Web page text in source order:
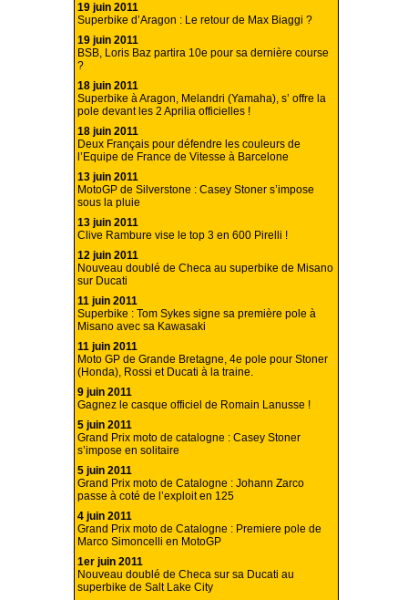
19 juin 2011
Superbike d’Aragon : Le retour de Max Biaggi ?
19 juin 2011
BSB, Loris Baz partira 10e pour sa dernière course
?
18 juin 2011
Superbike à Aragon, Melandri (Yamaha), s’ offre la
pole devant les 2 Aprilia officielles !
18 juin 2011
Deux Français pour défendre les couleurs de
l’Equipe de France de Vitesse à Barcelone
13 juin 2011
MotoGP de Silverstone : Casey Stoner s’impose
sous la pluie
13 juin 2011
Clive Rambure vise le top 3 en 600 Pirelli !
12 juin 2011
Nouveau doublé de Checa au superbike de Misano
sur Ducati
11 juin 2011
Superbike : Tom Sykes signe sa première pole à
Misano avec sa Kawasaki
11 juin 2011
Moto GP de Grande Bretagne, 4e pole pour Stoner
(Honda), Rossi et Ducati à la traine.
9 juin 2011
Gagnez le casque officiel de Romain Lanusse !
5 juin 2011
Grand Prix moto de catalogne : Casey Stoner
s’impose en solitaire
5 juin 2011
Grand Prix moto de Catalogne : Johann Zarco
passe à coté de l’exploit en 125
4 juin 2011
Grand Prix moto de Catalogne : Premiere pole de
Marco Simoncelli en MotoGP
1er juin 2011
Nouveau doublé de Checa sur sa Ducati au
superbike de Salt Lake City